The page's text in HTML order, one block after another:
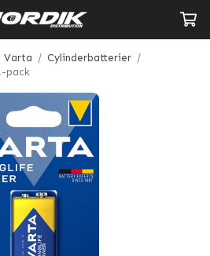
Varta / Cylinderbatterier /
pack